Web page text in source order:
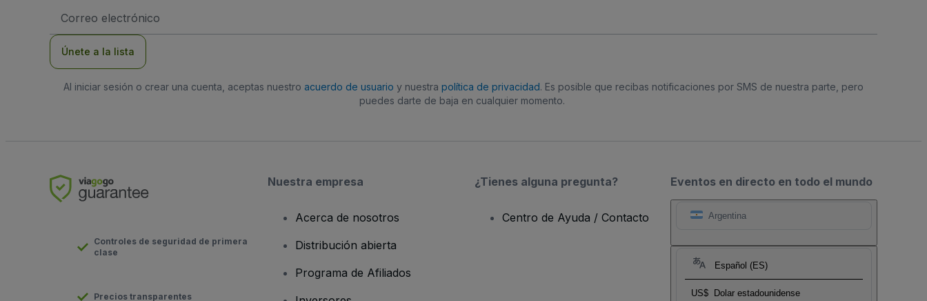
de
Únete a la lista
Al iniciar sesión o crear una cuenta, aceptas nuestro acuerdo de usuario y nuestra política de privacidad. Es posible que recibas notificaciones por SMS de nuestra parte, pero
puedes darte de baja en cualquier momento.
Eventos en directo en todo el mundo
Argentina
Español (ES)
US$ Dolar estadounidense
Controles de seguridad de primera
clase
Precios transparentes
Nuestra empresa
Acerca de nosotros
Distribución abierta
Programa de Afiliados
¿Tienes alguna pregunta?
Centro de Ayuda / Contacto